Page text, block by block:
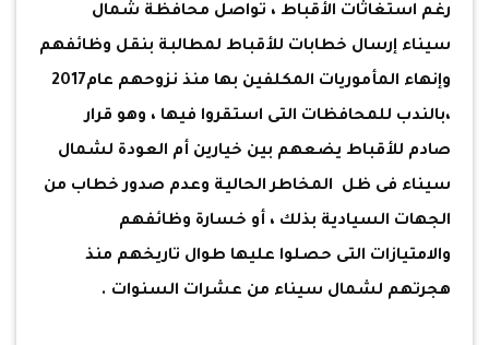
رغم استغاثات الأقباط ، تواصل محافظة شمال
سيناء إرسال خطابات للأقباط لمطالبة بنقل وظائفهم
وإنهاء المأموريات المكلفين بها منذ نزوحهم عام2017
،بالندب للمحافظات التى استقروا فيها ، وهو قرار
صادم للأقباط يضعهم بين خيارين أم العودة لشمال
سيناء فى ظل المخاطر الحالية وعدم صدور خطاب من
الجهات السيادية بذلك ، أو خسارة وظائفهم
والامتيازات التى حصلوا عليها طوال تاريخهم منذ
هجرتهم لشمال سيناء من عشرات السنوات .